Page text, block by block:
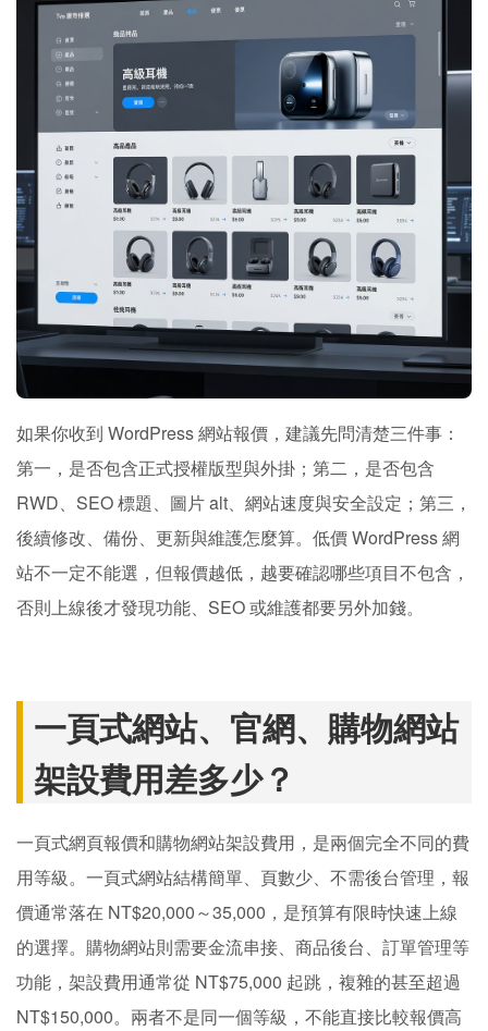
如果你收到 WordPress 網站報價，建議先問清楚三件事：
第一，是否包含正式授權版型與外掛；第二，是否包含
RWD、SEO 標題、圖片 alt、網站速度與安全設定；第三，
後續修改、備份、更新與維護怎麼算。低價 WordPress 網
站不一定不能選，但報價越低，越要確認哪些項目不包含，
否則上線後才發現功能、SEO 或維護都要另外加錢。
一頁式網站、官網、購物網站
架設費用差多少？
一頁式網頁報價和購物網站架設費用，是兩個完全不同的費
用等級。一頁式網站結構簡單、頁數少、不需後台管理，報
價通常落在 NT$20,000～35,000，是預算有限時快速上線
的選擇。購物網站則需要金流串接、商品後台、訂單管理等
功能，架設費用通常從 NT$75,000 起跳，複雜的甚至超過
NT$150,000。兩者不是同一個等級，不能直接比較報價高